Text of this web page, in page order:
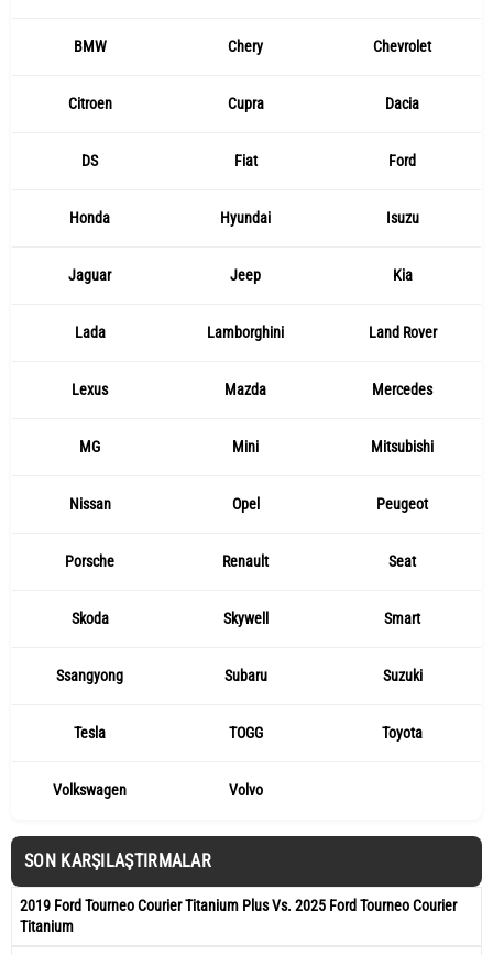
BMW Chery Chevrolet
Citroen Cupra Dacia
DS Fiat Ford
Honda Hyundai Isuzu
Jaguar Jeep Kia
Lada Lamborghini Land Rover
Lexus Mazda Mercedes
MG Mini Mitsubishi
Nissan Opel Peugeot
Porsche Renault Seat
Skoda Skywell Smart
Ssangyong Subaru Suzuki
Tesla TOGG Toyota
Volkswagen Volvo
SON KARŞILAŞTIRMALAR
2019 Ford Tourneo Courier Titanium Plus Vs. 2025 Ford Tourneo Courier
Titanium